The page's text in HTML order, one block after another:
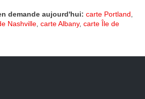
demande aujourd'hui: carte Portland,
Nashville, carte Albany, carte Île de